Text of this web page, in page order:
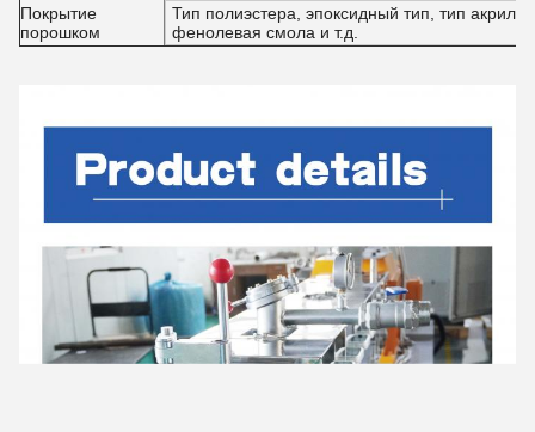
Покрытие
порошком
Тип полиэстера, эпоксидный тип, тип
фенолевая смола и т.д.